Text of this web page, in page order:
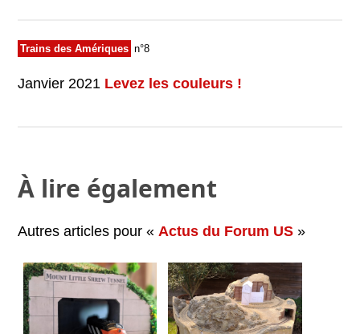
Trains des Amériques n°8
Janvier 2021 Levez les couleurs !
À lire également
Autres articles pour « Actus du Forum US »